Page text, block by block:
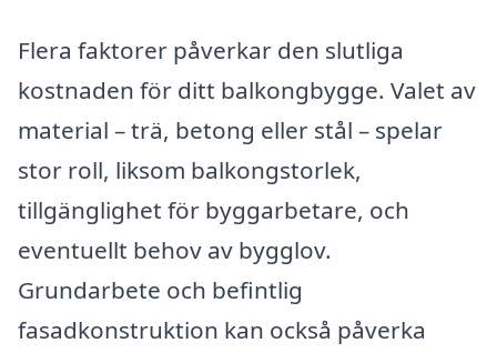
Flera faktorer påverkar den slutliga
kostnaden för ditt balkongbygge. Valet av
material – trä, betong eller stål – spelar
stor roll, liksom balkongstorlek,
tillgänglighet för byggarbetare, och
eventuellt behov av bygglov.
Grundarbete och befintlig
fasadkonstruktion kan också påverka